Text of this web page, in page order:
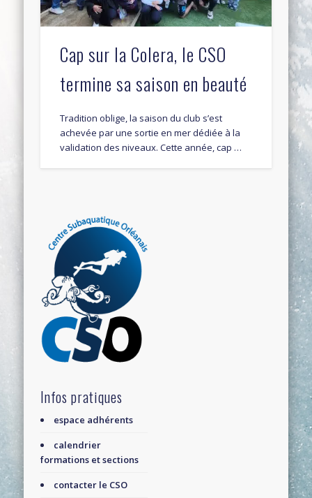
Cap sur la Colera, le CSO
termine sa saison en beauté
Tradition oblige, la saison du club s’est
achevée par une sortie en mer dédiée à la
validation des niveaux. Cette année, cap …
Infos pratiques
espace adhérents
calendrier
formations et sections
contacter le CSO